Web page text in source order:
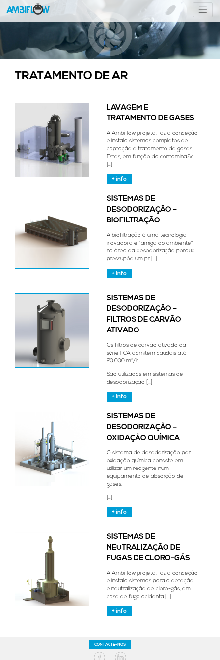
TRATAMENTO DE AR
LAVAGEM E
TRATAMENTO DE GASES
A Ambiflow projeta, faz a conceção
e instala sistemas completos de
captação e tratamento de gases.
Estes, em função da contamina&c
[...]
+ info
SISTEMAS DE
DESODORIZAÇÃO –
BIOFILTRAÇÃO
A biofiltração é uma tecnologia
inovadora e “amiga do ambiente”
na área da desodorização porque
pressupõe um pr [...]
+ info
SISTEMAS DE
DESODORIZAÇÃO –
FILTROS DE CARVÃO
ATIVADO
Os filtros de carvão ativado da
série FCA admitem caudais até
20.000 m³/h.
São utilizados em sistemas de
desodorização [...]
+ info
SISTEMAS DE
DESODORIZAÇÃO –
OXIDAÇÃO QUÍMICA
O sistema de desodorização por
oxidação química consiste em
utilizar um reagente num
equipamento de absorção de
gases.
[...]
+ info
SISTEMAS DE
NEUTRALIZAÇÃO DE
FUGAS DE CLORO-GÁS
A Ambiflow projeta, faz a conceção
e instala sistemas para a deteção
e neutralização de cloro-gás, em
caso de fuga acidenta [...]
+ info
CONTACTE-NOS